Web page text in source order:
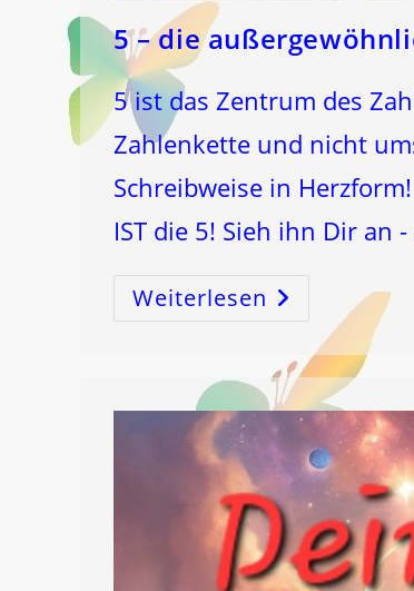
5 – die
5 ist das Zentrum des
Zahlenkette und nicht
Schreibweise in
IST die 5! Sieh ihn Dir an
Weiterlesen
Die
Außergewöhnliche
ZENTRUMSZAHL!